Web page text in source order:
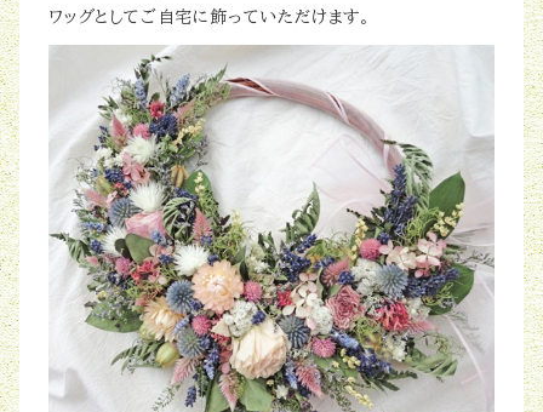
ワッグとしてご自宅に飾っていただけます。